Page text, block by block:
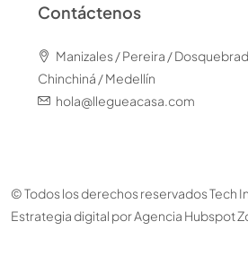
Contáctenos
Manizales / Pereira /
Chinchiná / Medellín
hola@llegueacasa.com
© Todos los derechos reservados Tech
Estrategia digital porAgencia Hubspot